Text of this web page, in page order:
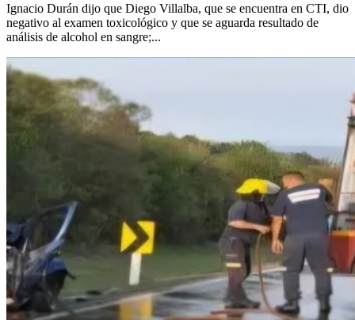
Ignacio Durán dijo que Diego Villalba, que se encuentra en CTI, dio
negativo al examen toxicológico y que se aguarda resultado de
análisis de alcohol en sangre;...